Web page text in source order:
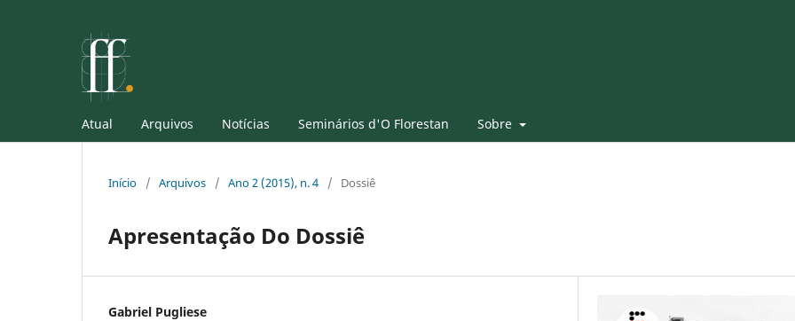
Atual Arquivos Notícias Seminários d'O Florestan Sobre
Início / Arquivos / Ano 2 (2015), n. 4 / Dossiê
Apresentação Do Dossiê
Gabriel Pugliese